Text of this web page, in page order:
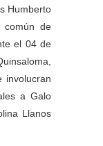
Humberto
común de
el 04 de
involucran
a Galo
Llanos